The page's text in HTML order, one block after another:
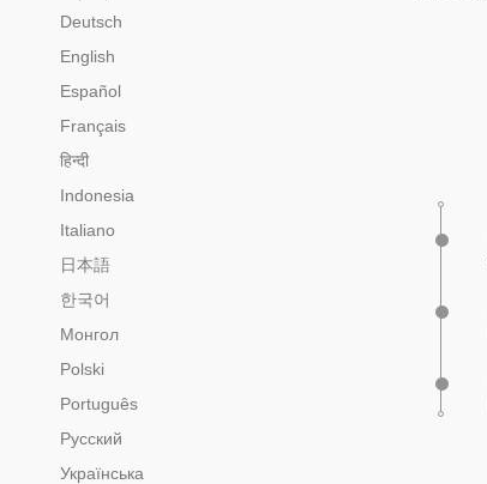
Deutsch
English
Español
Français
हिन्दी
Indonesia
Italiano
日本語
한국어
Монгол
Polski
Português
Русский
Українська